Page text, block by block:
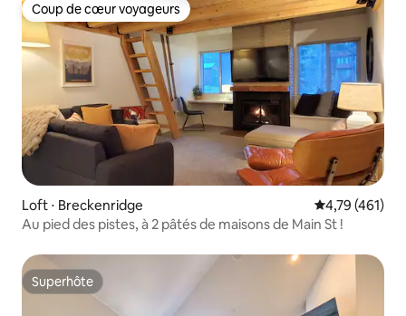
Coup de cœur voyageurs
Coup de cœur voyageurs
Loft ⋅ Breckenridge Évaluation
4,79 (461)
Au pied des pistes, à 2 pâtés de maisons de Main St !
Superhôte
Superhôte